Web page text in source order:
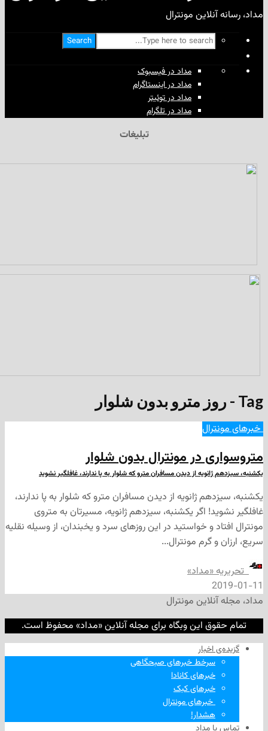
مونترال
Search
مداد در فیسبوک
مداد در اینستاگرام
مداد در توئیتر
مداد در تلگرام
در مونترال بدون شلوار
از دیدن مسافران مترو که شلوار به پا ندارند، غافلگیر نشوید
ژانویه از دیدن مسافران مترو که شلوار به پا ندارند،
اگر یکشنبه، سیزدهم ژانویه، مسیرتان به متروی
و خواستید در این روزهای سرد و یخبندان، از وسیله نقلیه
گرم مونترال...
«مداد»
مونترال
این وبگاه برای مجله آنلاین «مداد» محفوظ است.
اخبار
سرخط خبرهای صبحگاهی
خبرهای کانادا
خبرهای کبک
‌ خبرهای مونترال